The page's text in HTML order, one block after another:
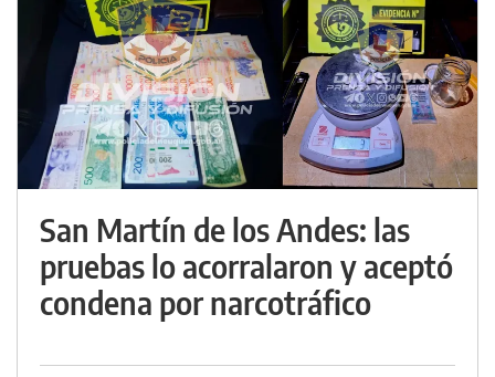
San Martín de los Andes: las
pruebas lo acorralaron y aceptó
condena por narcotráfico